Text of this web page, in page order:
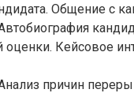
Общение с
Кейсовое
причин